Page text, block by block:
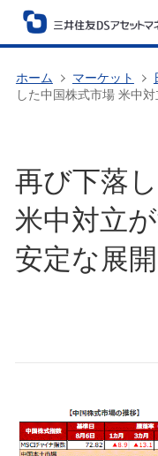
ホーム マーケット
した中国株式市場 米中
再び下落
米中対立
安定な展開